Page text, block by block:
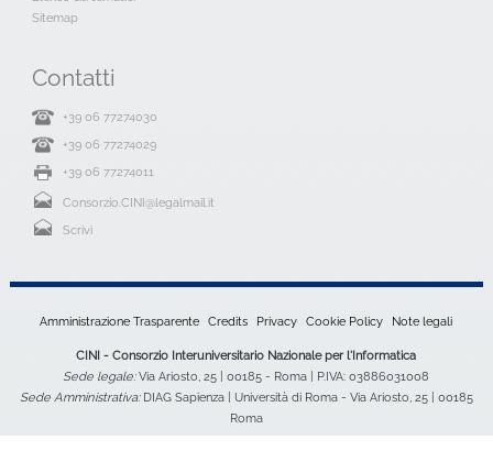
Sitemap
Contatti
+39 06 77274030
+39 06 77274029
+39 06 77274011
Consorzio.CINI@legalmail.it
Scrivi
Amministrazione Trasparente Credits Privacy Cookie Policy Note legali
CINI - Consorzio Interuniversitario Nazionale per l'Informatica
Sede legale:Via Ariosto, 25 | 00185 - Roma | P.IVA: 03886031008
Sede Amministrativa:DIAG Sapienza | Università di Roma - Via Ariosto, 25 | 00185
Roma